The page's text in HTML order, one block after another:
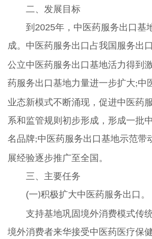
二、发展目标
到2025年，中医药服务出口基
成。中医药服务出口占我国服务出
公立中医药服务出口基地活力得到
药服务出口基地力量进一步扩大;中
业态新模式不断涌现，促进中医药
系和监管规则初步形成，形成一批
名品牌;中医药服务出口基地示范带
展经验逐步推广至全国。
三、主要任务
(一)积极扩大中医药服务出口。
支持基地巩固境外消费模式传统
境外消费者来华接受中医药医疗保